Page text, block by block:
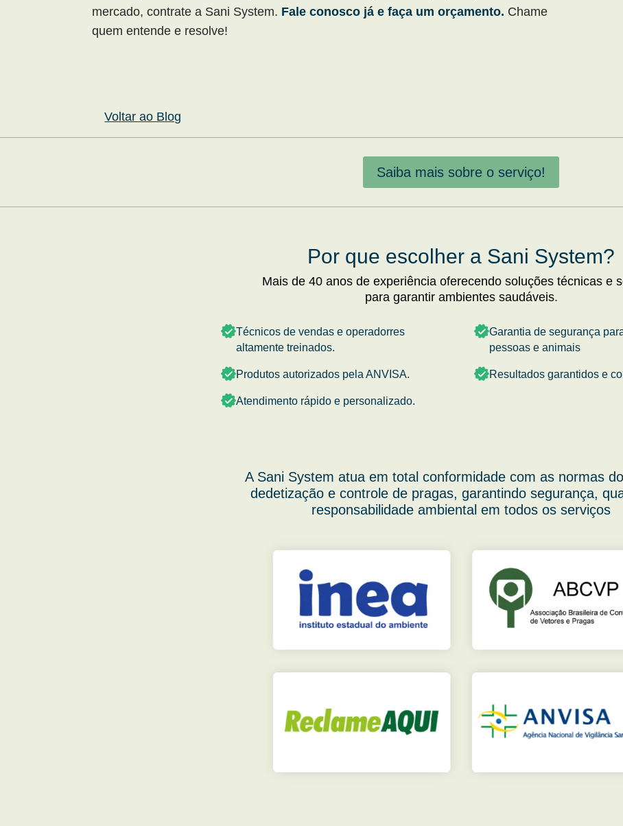
mercado, contrate a Sani System. Fale conosco já e faça um orçamento. Chame
quem entende e resolve!
Voltar ao Blog
Saiba mais sobre o serviço!
Por que escolher a Sani System?
Mais de 40 anos de experiência oferecendo soluções técnicas e
para garantir ambientes saudáveis.
Técnicos de vendas e operadorres
altamente treinados.
Produtos autorizados pela ANVISA.
Atendimento rápido e personalizado.
Garantia de segurança
pessoas e animais
Resultados garantidos e
A Sani System atua em total conformidade com as normas
dedetização e controle de pragas, garantindo segurança,
responsabilidade ambiental em todos os serviços